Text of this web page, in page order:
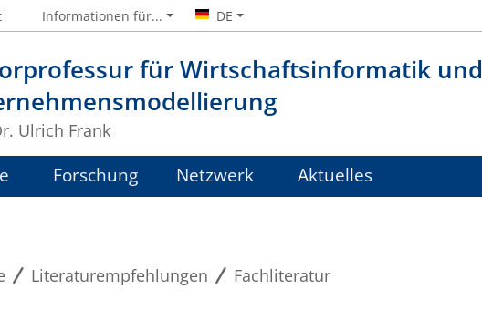
für Wirtschaftsinformatik und
Ulrich Frank
Informationen für... DE
Forschung Netzwerk Aktuelles
Literaturempfehlungen Fachliteratur